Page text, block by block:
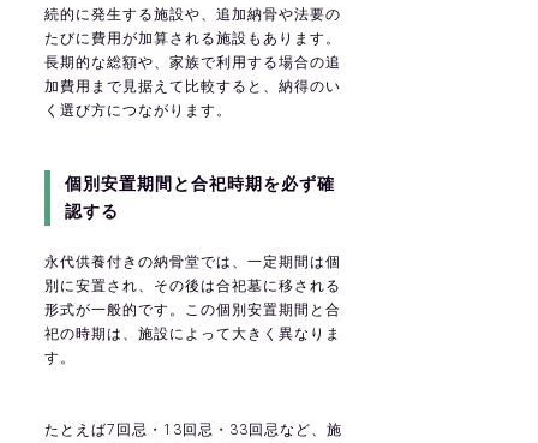
続的に発生する施設や、追加納骨や法要の
たびに費用が加算される施設もあります。
長期的な総額や、家族で利用する場合の追
加費用まで見据えて比較すると、納得のい
く選び方につながります。
個別安置期間と合祀時期を必ず確
認する
永代供養付きの納骨堂では、一定期間は個
別に安置され、その後は合祀墓に移される
形式が一般的です。この個別安置期間と合
祀の時期は、施設によって大きく異なりま
す。
たとえば7回忌・13回忌・33回忌など、施